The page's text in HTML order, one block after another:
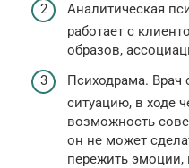
Аналитическая
работает с
образов,
Психодрама.
ситуацию, в ходе
возможность
он не может
пережить эмоции,